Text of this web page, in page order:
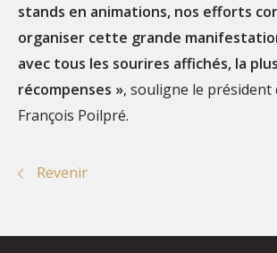
stands en animations, nos efforts
organiser cette grande
avec tous les sourires affichés, la
récompenses », souligne le président
François Poilpré.
Revenir